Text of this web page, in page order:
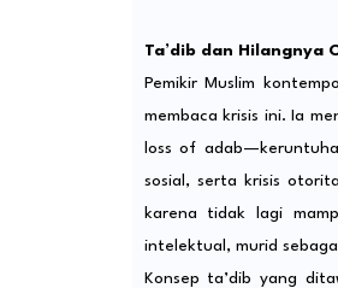
Ta’dib dan Hilangnya
Pemikir Muslim
membaca krisis ini. Ia
loss of
sosial, serta krisis
karena tidak lagi
intelektual, murid
Konsep ta’dib yang